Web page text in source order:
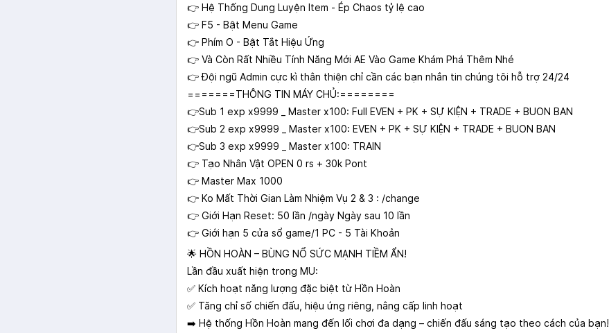
👉 Hệ Thống Dung Luyện Item - Ép Chaos tỷ lệ cao
👉 F5 - Bật Menu Game
👉 Phím O - Bật Tắt Hiệu Ứng
👉 Và Còn Rất Nhiều Tính Năng Mới AE Vào Game Khám Phá Thêm Nhé
👉 Đội ngũ Admin cực kì thân thiện chỉ cần các bạn nhắn tin chúng tôi hỗ trợ 24/24
=======THÔNG TIN MÁY CHỦ:========
👉Sub 1 exp x9999 _ Master x100: Full EVEN + PK + SỰ KIỆN + TRADE + BUON BAN
👉Sub 2 exp x9999 _ Master x100: EVEN + PK + SỰ KIỆN + TRADE + BUON BAN
👉Sub 3 exp x9999 _ Master x100: TRAIN
👉 Tạo Nhân Vật OPEN 0 rs + 30k Pont
👉 Master Max 1000
👉 Ko Mất Thời Gian Làm Nhiệm Vụ 2 & 3 : /change
👉 Giới Hạn Reset: 50 lần /ngày Ngày sau 10 lần
👉 Giới hạn 5 cửa sổ game/1 PC - 5 Tài Khoản
🌟 HỒN HOÀN – BÙNG NỔ SỨC MẠNH TIỀM ẨN!
Lần đầu xuất hiện trong MU:
✅ Kích hoạt năng lượng đặc biệt từ Hồn Hoàn
✅ Tăng chỉ số chiến đấu, hiệu ứng riêng, nâng cấp linh hoạt
➡️ Hệ thống Hồn Hoàn mang đến lối chơi đa dạng – chiến đấu sáng tạo theo cách của bạn!